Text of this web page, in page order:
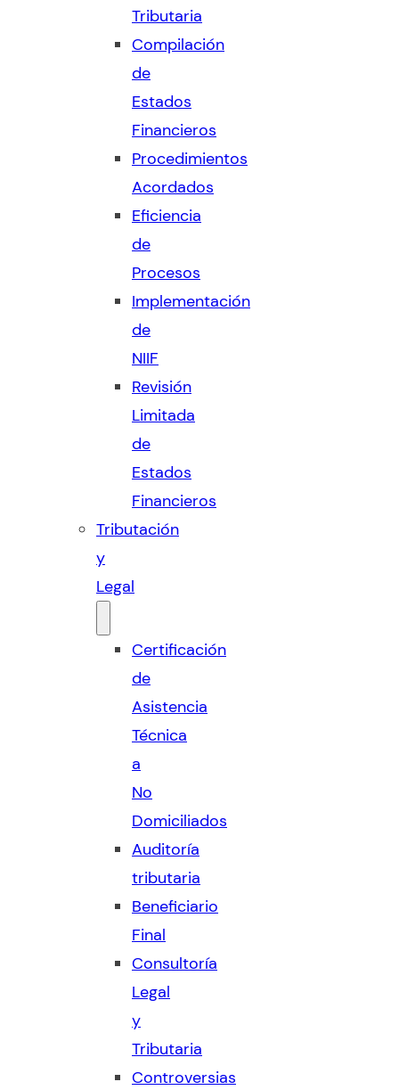
Tributaria
Compilación
de
Estados
Financieros
Procedimientos
Acordados
Eficiencia
de
Procesos
Implementación
de
NIIF
Revisión
Limitada
de
Estados
Financieros
Tributación
y
Legal
Certificación
de
Asistencia
Técnica
a
No
Domiciliados
Auditoría
tributaria
Beneficiario
Final
Consultoría
Legal
y
Tributaria
Controversias